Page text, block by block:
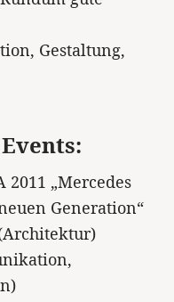
Gestaltung,
2011 „Mercedes
Generation“